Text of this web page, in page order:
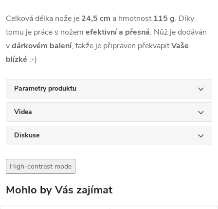
Celková délka nože je 24,5 cm a hmotnost115 g. Díky
tomu je práce s nožem efektivní a přesná. Nůž je dodáván
vdárkovém balení, takže je připraven překvapitVaše
blízké :-)
Parametry produktu
Videa
Diskuse
High-contrast mode
Mohlo by Vás zajímat